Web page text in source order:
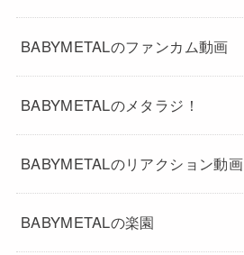
BABYMETALのファンカム動画
BABYMETALのメタラジ！
BABYMETALのリアクション動画
BABYMETALの楽園